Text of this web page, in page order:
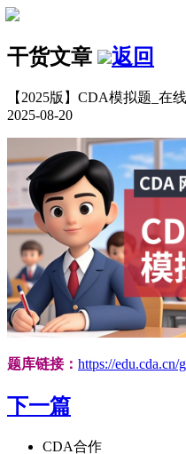
干货文章 返回
【2025版】CDA模拟题_在
2025-08-20
题库链接： https://edu.cda.cn/
下一篇
CDA合作